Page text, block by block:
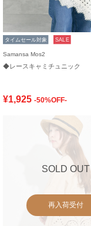
タイムセール対象 SALE
Samansa Mos2
◆レースキャミチュニック
¥1,925 -50%OFF-
SOLD OUT
再入荷受付